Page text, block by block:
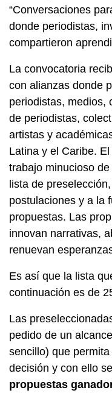
“Conversaciones
donde periodistas,
compartieron
La convocatoria
con alianzas donde
periodistas, medios,
de periodistas,
artistas y
Latina y el Caribe.
trabajo minucioso
lista de
postulaciones y a la
propuestas. Las
innovan narrativas,
renuevan
Es así que la lista
continuación es de
Las
pedido de un
sencillo) que
decisión y con ello
propuestas